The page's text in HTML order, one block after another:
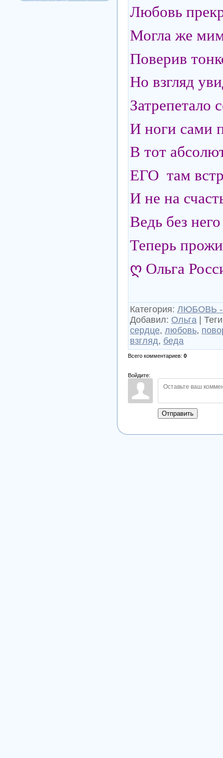
Любовь
Могла же
Поверив
Но взгляд
Затрепетало
И ноги сами
В тот
ЕГО там
И не на
Ведь без
Теперь
ღ Ольга
Категория: ЛЮБОВЬ -
Добавил: Ольга | Теги
сердце, любовь,
взгляд, беда
Всего комментариев: 0
Войдите:
Отправить